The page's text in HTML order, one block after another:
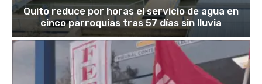
Quito reduce por horas el servicio de agua en
cinco parroquias tras 57 días sin lluvia